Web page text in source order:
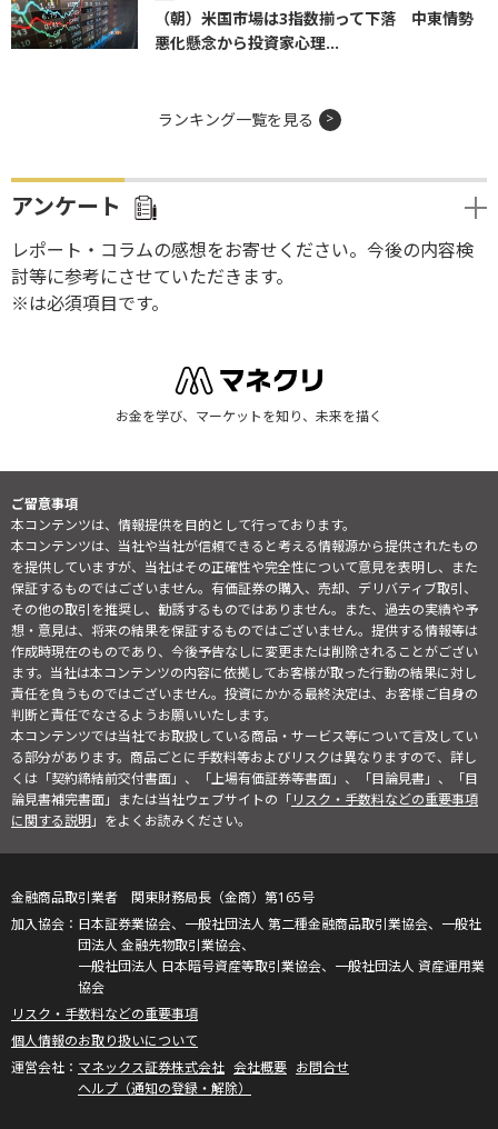
（朝）米国市場は3指数揃って下落 中東情勢
悪化懸念から投資家心理...
ランキング一覧を見る
アンケート
レポート・コラムの感想をお寄せください。今後の内容検
討等に参考にさせていただきます。
※は必須項目です。
お金を学び、マーケットを知り、未来を描く
ご留意事項
本コンテンツは、情報提供を目的として行っております。
本コンテンツは、当社や当社が信頼できると考える情報源から提供されたもの
を提供していますが、当社はその正確性や完全性について意見を表明し、また
保証するものではございません。有価証券の購入、売却、デリバティブ取引、
その他の取引を推奨し、勧誘するものではありません。また、過去の実績や予
想・意見は、将来の結果を保証するものではございません。提供する情報等は
作成時現在のものであり、今後予告なしに変更または削除されることがござい
ます。当社は本コンテンツの内容に依拠してお客様が取った行動の結果に対し
責任を負うものではございません。投資にかかる最終決定は、お客様ご自身の
判断と責任でなさるようお願いいたします。
本コンテンツでは当社でお取扱している商品・サービス等について言及してい
る部分があります。商品ごとに手数料等およびリスクは異なりますので、詳し
くは「契約締結前交付書面」、「上場有価証券等書面」、「目論見書」、「目
論見書補完書面」または当社ウェブサイトの「リスク・手数料などの重要事項
に関する説明」をよくお読みください。
金融商品取引業者 関東財務局長（金商）第165号
日本証券業協会、一般社団法人 第二種金融商品取引業協会、一般社
団法人 金融先物取引業協会、
一般社団法人 日本暗号資産等取引業協会、一般社団法人 資産運用業
協会
リスク・手数料などの重要事項
個人情報のお取り扱いについて
マネックス証券株式会社 会社概要 お問合せ
ヘルプ（通知の登録・解除）